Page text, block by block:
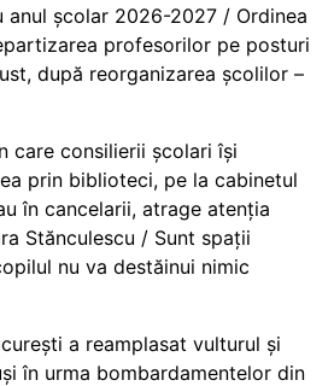
școlar 2026-2027 / Ordinea
profesorilor pe posturi
după reorganizarea școlilor –
care consilierii școlari își
prin biblioteci, pe la cabinetul
în cancelarii, atrage atenția
Stănculescu / Sunt spații
nu va destăinui nimic
a reamplasat vulturul și
în urma bombardamentelor din